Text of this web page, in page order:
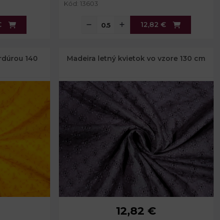
Kód: 13603
12,82 €
140 Madeira letný kvietok vo vzore 130 cm
12,82 €